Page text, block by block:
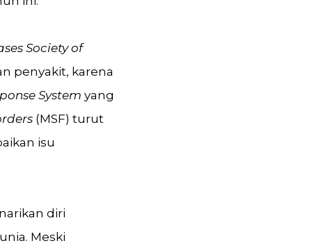
Society of
penyakit, karena
System yang
(MSF) turut
isu
diri
Meski